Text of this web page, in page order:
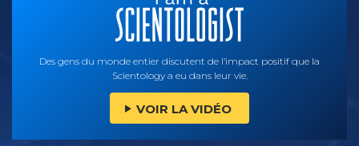
Des gens du monde entier discutent de l’impact positif que la
Scientology a eu dans leur vie.
VOIR LA VIDÉO